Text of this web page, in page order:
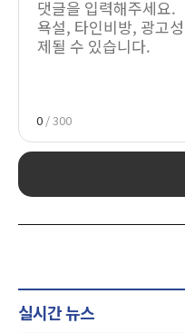
0 / 300
실시간 뉴스